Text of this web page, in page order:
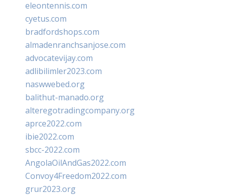
eleontennis.com
cyetus.com
bradfordshops.com
almadenranchsanjose.com
advocatevijay.com
adlibilimler2023.com
naswwebed.org
balithut-manado.org
alteregotradingcompany.org
aprce2022.com
ibie2022.com
sbcc-2022.com
AngolaOilAndGas2022.com
Convoy4Freedom2022.com
grur2023.org